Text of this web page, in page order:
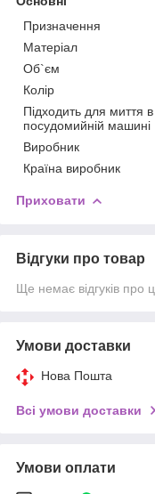
Призначення
Матеріал
Об`єм
Колір
Підходить для миття в
посудомийній машині
Виробник
Країна виробник
Приховати
Відгуки про товар
Ще немає відгуків про
Умови доставки
Нова Пошта
Всі умови доставки
Умови оплати